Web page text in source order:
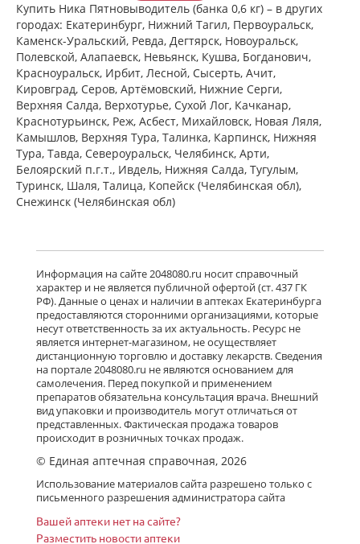
Купить Ника Пятновыводитель (банка 0,6 кг) – в других
городах: Екатеринбург, Нижний Тагил, Первоуральск,
Каменск-Уральский, Ревда, Дегтярск, Новоуральск,
Полевской, Алапаевск, Невьянск, Кушва, Богданович,
Красноуральск, Ирбит, Лесной, Сысерть, Ачит,
Кировград, Серов, Артёмовский, Нижние Cерги,
Верхняя Салда, Верхотурье, Сухой Лог, Качканар,
Краснотурьинск, Реж, Асбест, Михайловск, Новая Ляля,
Камышлов, Верхняя Тура, Талинка, Карпинск, Нижняя
Тура, Тавда, Североуральск, Челябинск, Арти,
Белоярский п.г.т., Ивдель, Нижняя Салда, Тугулым,
Туринск, Шаля, Талица, Копейск (Челябинская обл),
Снежинск (Челябинская обл)
Информация на сайте 2048080.ru носит справочный
характер и не является публичной офертой (ст. 437 ГК
РФ). Данные о ценах и наличии в аптеках Екатеринбурга
предоставляются сторонними организациями, которые
несут ответственность за их актуальность. Ресурс не
является интернет-магазином, не осуществляет
дистанционную торговлю и доставку лекарств. Сведения
на портале 2048080.ru не являются основанием для
самолечения. Перед покупкой и применением
препаратов обязательна консультация врача. Внешний
вид упаковки и производитель могут отличаться от
представленных. Фактическая продажа товаров
происходит в розничных точках продаж.
© Единая аптечная справочная, 2026
Использование материалов сайта разрешено только с
письменного разрешения администратора сайта
Вашей аптеки нет на сайте?
Разместить новости аптеки